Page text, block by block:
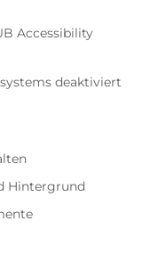
Accessibility
deaktiviert
Hintergrund